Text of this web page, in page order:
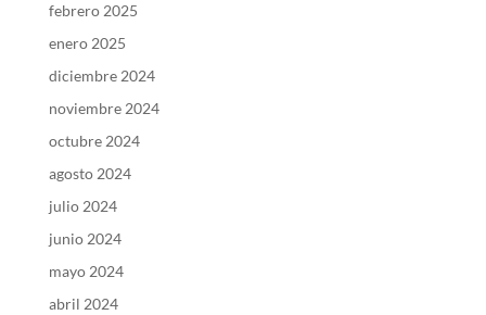
febrero 2025
enero 2025
diciembre 2024
noviembre 2024
octubre 2024
agosto 2024
julio 2024
junio 2024
mayo 2024
abril 2024